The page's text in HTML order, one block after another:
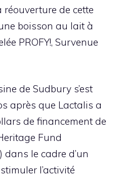
réouverture de cette
boisson au lait à
PROFY!, Survenue
de Sudbury s’est
après que Lactalis a
de financement de
Fund
dans le cadre d’un
l’activité